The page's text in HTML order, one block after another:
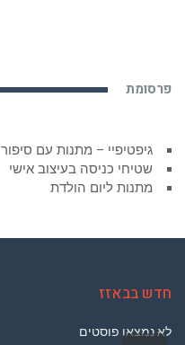
פרסומת
גיפטיפיי – מתנות עם סיפור
שטיחי כניסה בעיצוב אישי
מתנות ליום הולדת
חדש בבאזז
לא נמצאו פוסטים